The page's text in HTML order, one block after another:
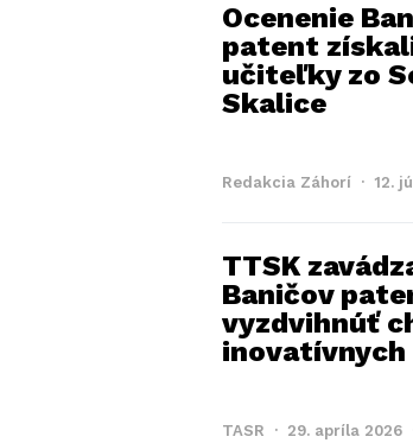
Ocenenie
patent
učiteľky zo
Skalice
Redakcia Záhorí 12.
TTSK
Baničov
vyzdvihnúť
inovatívnych
TASR 29. apríla 2026